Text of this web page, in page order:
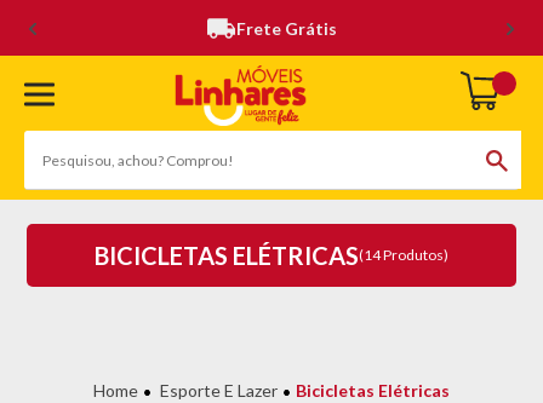
Frete Grátis
BICICLETAS ELÉTRICAS(14 Produtos)
Esporte E Lazer Bicicletas Elétricas